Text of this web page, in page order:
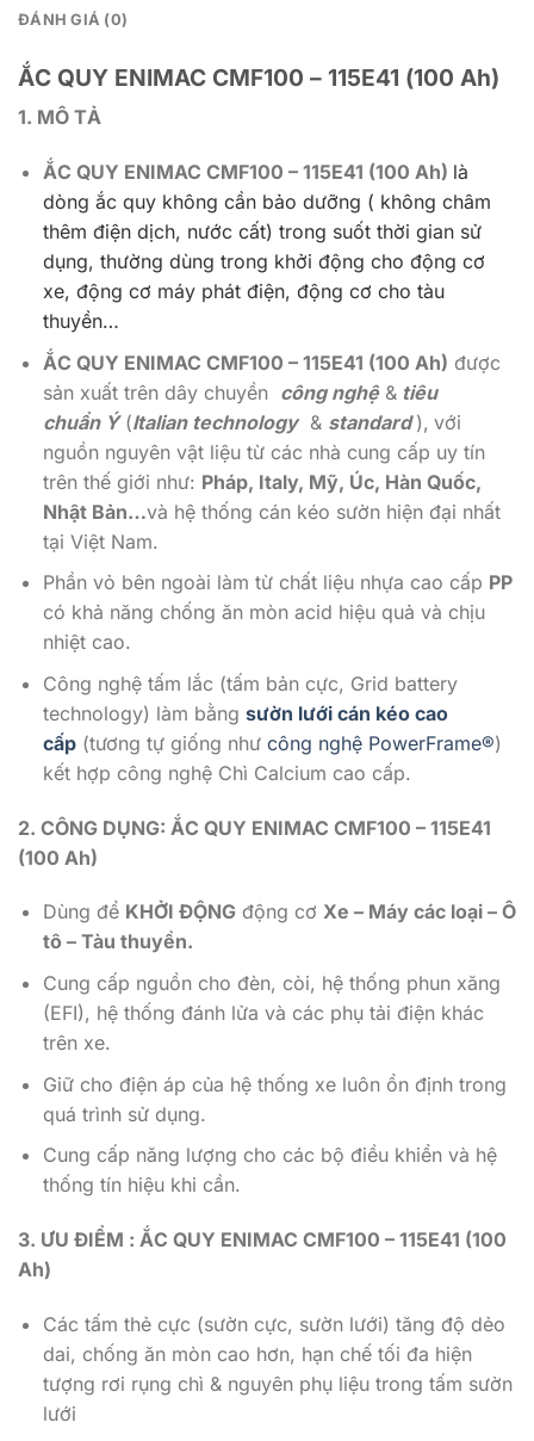
ĐÁNH GIÁ (0)
ẮC QUY ENIMAC CMF100 – 115E41 (100 Ah)
1. MÔ TẢ
ẮC QUY ENIMAC CMF100 – 115E41 (100 Ah) là
dòng ắc quy không cần bảo dưỡng ( không châm
thêm điện dịch, nước cất) trong suốt thời gian sử
dụng, thường dùng trong khởi động cho động cơ
xe, động cơ máy phát điện, động cơ cho tàu
thuyền…
ẮC QUY ENIMAC CMF100 – 115E41 (100 Ah) được
sản xuất trên dây chuyền công nghệ& tiêu
chuẩn Ý(Italian technology& standard), với
nguồn nguyên vật liệu từ các nhà cung cấp uy tín
trên thế giới như: Pháp, Italy, Mỹ, Úc, Hàn Quốc,
Nhật Bản…và hệ thống cán kéo sườn hiện đại nhất
tại Việt Nam.
Phần vỏ bên ngoài làm từ chất liệu nhựa cao cấp PP
có khả năng chống ăn mòn acid hiệu quả và chịu
nhiệt cao.
Công nghệ tấm lắc (tấm bản cực, Grid battery
technology) làm bằng sườn lưới cán kéo cao
cấp(tương tự giống như công nghệ PowerFrame®)
kết hợp công nghệ Chì Calcium cao cấp.
2. CÔNG DỤNG: ẮC QUY ENIMAC CMF100 – 115E41
(100 Ah)
Dùng để KHỞI ĐỘNGđộng cơ Xe – Máy các loại – Ô
tô – Tàu thuyền.
Cung cấp nguồn cho đèn, còi, hệ thống phun xăng
(EFI), hệ thống đánh lửa và các phụ tải điện khác
trên xe.
Giữ cho điện áp của hệ thống xe luôn ổn định trong
quá trình sử dụng.
Cung cấp năng lượng cho các bộ điều khiển và hệ
thống tín hiệu khi cần.
3. ƯU ĐIỂM : ẮC QUY ENIMAC CMF100 – 115E41 (100
Ah)
Các tấm thẻ cực (sườn cực, sườn lưới) tăng độ dẻo
dai, chống ăn mòn cao hơn, hạn chế tối đa hiện
tượng rơi rụng chì & nguyên phụ liệu trong tấm sườn
lưới